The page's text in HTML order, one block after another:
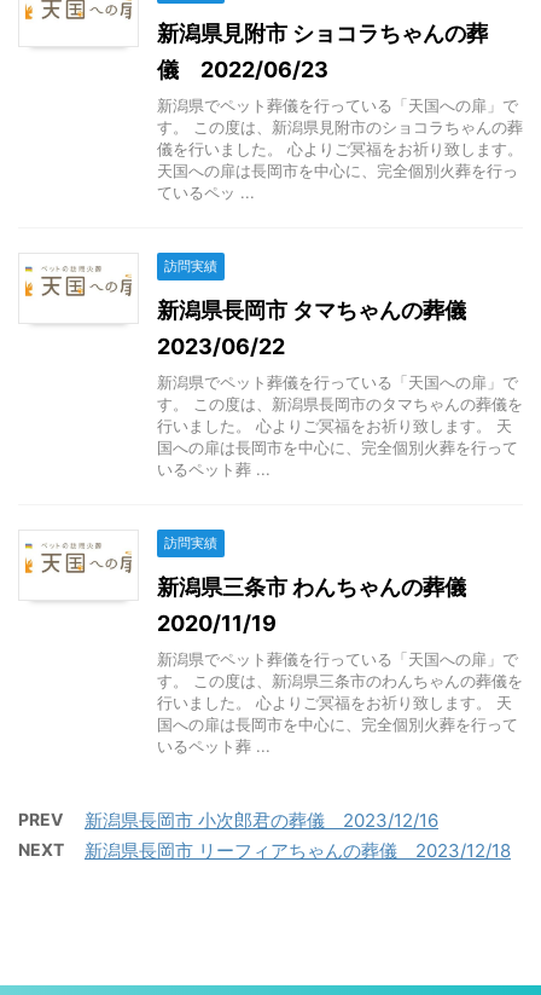
新潟県見附市 ショコラちゃんの葬
儀 2022/06/23
新潟県でペット葬儀を行っている「天国への扉」で
す。 この度は、新潟県見附市のショコラちゃんの葬
儀を行いました。 心よりご冥福をお祈り致します。
天国への扉は長岡市を中心に、完全個別火葬を行っ
ているペッ ...
訪問実績
新潟県長岡市 タマちゃんの葬儀
2023/06/22
新潟県でペット葬儀を行っている「天国への扉」で
す。 この度は、新潟県長岡市のタマちゃんの葬儀を
行いました。 心よりご冥福をお祈り致します。 天
国への扉は長岡市を中心に、完全個別火葬を行って
いるペット葬 ...
訪問実績
新潟県三条市 わんちゃんの葬儀
2020/11/19
新潟県でペット葬儀を行っている「天国への扉」で
す。 この度は、新潟県三条市のわんちゃんの葬儀を
行いました。 心よりご冥福をお祈り致します。 天
国への扉は長岡市を中心に、完全個別火葬を行って
いるペット葬 ...
PREV 新潟県長岡市 小次郎君の葬儀 2023/12/16
NEXT 新潟県長岡市 リーフィアちゃんの葬儀 2023/12/18